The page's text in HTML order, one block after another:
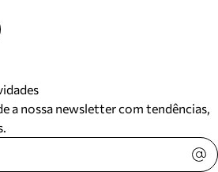
a nossa newsletter com tendências,